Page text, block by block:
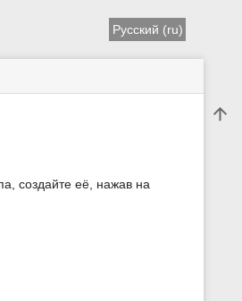
Русский (ru)
создайте её, нажав на